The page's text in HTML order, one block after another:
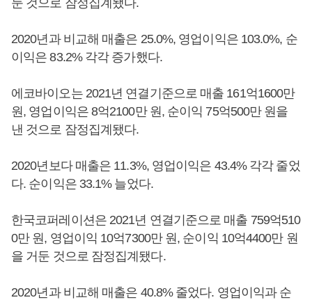
둔 것으로 잠정집계됐다.
2020년과 비교해 매출은 25.0%, 영업이익은 103.0%, 순
이익은 83.2% 각각 증가했다.
에코바이오는 2021년 연결기준으로 매출 161억1600만
원, 영업이익은 8억2100만 원, 순이익 75억500만 원을
낸 것으로 잠정집계됐다.
2020년보다 매출은 11.3%, 영업이익은 43.4% 각각 줄었
다. 순이익은 33.1% 늘었다.
한국코퍼레이션은 2021년 연결기준으로 매출 759억510
0만 원, 영업이익 10억7300만 원, 순이익 10억4400만 원
을 거둔 것으로 잠정집계됐다.
2020년과 비교해 매출은 40.8% 줄었다. 영업이익과 순